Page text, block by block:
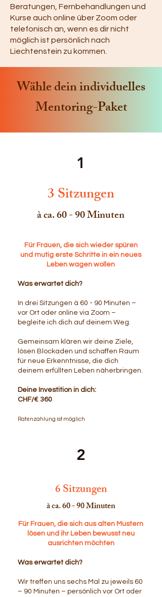
Beratungen, Fernbehandlungen und
Kurse auch online über Zoom oder
telefonisch an, wenn es dir nicht
möglich ist persönlich nach
Liechtenstein zu kommen.
Wähle dein individuelles
Mentoring-Paket
1
3 Sitzungen
à ca. 60 - 90 Minuten
Für Frauen, die sich wieder spüren
und mutig erste Schritte in ein neues
Leben wagen wollen
Was erwartet dich?
In drei Sitzungen à 60 - 90 Minuten –
vor Ort oder online via Zoom –
begleite ich dich auf deinem Weg.
Gemeinsam klären wir deine Ziele,
lösen Blockaden und schaffen Raum
für neue Erkenntnisse, die dich
deinem erfüllten Leben näherbringen.
Deine Investition in dich:
CHF/€ 360
Ratenzahlung ist möglich
2
6 Sitzungen
à ca. 60 - 90 Minuten
Für Frauen, die sich aus alten Mustern
lösen und ihr Leben bewusst neu
ausrichten möchten
Was erwartet dich?
Wir treffen uns sechs Mal zu jeweils 60
– 90 Minuten – persönlich vor Ort oder